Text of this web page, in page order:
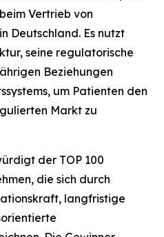
Vertrieb von
Deutschland. Es nutzt
seine regulatorische
Beziehungen
um Patienten den
Markt zu
der TOP 100
die sich durch
langfristige